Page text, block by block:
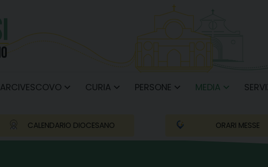
ARCIVESCOVO CURIA PERSONE MEDIA
CALENDARIO DIOCESANO ORARI MESSE